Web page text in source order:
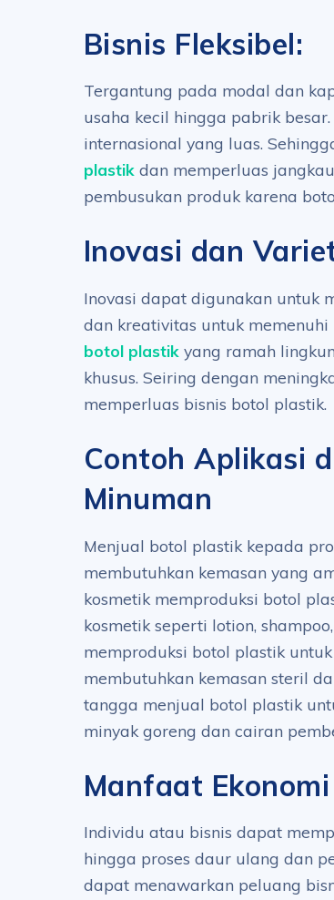
Bisnis Fleksibel:
Tergantung pada modal dan
usaha kecil hingga pabrik
internasional yang luas.
plastik dan memperluas
pembusukan produk karena
Inovasi dan
Inovasi dapat digunakan untuk
dan kreativitas untuk
botol plastik yang ramah
khusus. Seiring dengan
memperluas bisnis botol plastik.
Contoh Aplikasi
Minuman
Menjual botol plastik kepada
membutuhkan kemasan yang
kosmetik memproduksi botol
kosmetik seperti lotion,
memproduksi botol plastik
membutuhkan kemasan steril
tangga menjual botol plastik
minyak goreng dan cairan
Manfaat Ekonomi
Individu atau bisnis dapat
hingga proses daur ulang dan
dapat menawarkan peluang